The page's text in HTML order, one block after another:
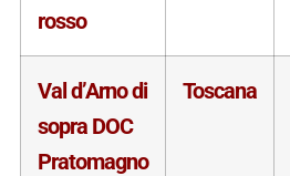
rosso
Val d’Arno di
sopra DOC
Pratomagno
Toscana